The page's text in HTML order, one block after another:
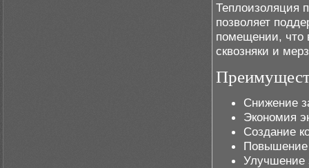
Теплоизоляция
позволяет
помещении, что
сквозняки и
Снижение
Экономия
Создание
Повышение
Улучшение